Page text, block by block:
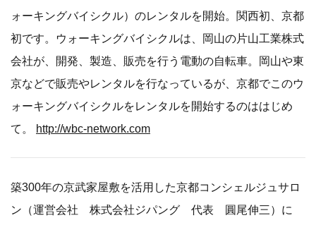
ォーキングバイシクル）のレンタルを開始。関西初、京都
初です。ウォーキングバイシクルは、岡山の片山工業株式
会社が、開発、製造、販売を行う電動の自転車。岡山や東
京などで販売やレンタルを行なっているが、京都でこのウ
ォーキングバイシクルをレンタルを開始するのははじめ
て。 http://wbc-network.com
築300年の京武家屋敷を活用した京都コンシェルジュサロ
ン（運営会社 株式会社ジパング 代表 圓尾伸三）に